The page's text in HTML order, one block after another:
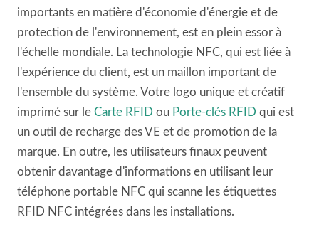
importants en matière d'économie d'énergie et de
protection de l'environnement, est en plein essor à
l'échelle mondiale. La technologie NFC, qui est liée à
l'expérience du client, est un maillon important de
l'ensemble du système. Votre logo unique et créatif
imprimé sur le Carte RFID ou Porte-clés RFID qui est
un outil de recharge des VE et de promotion de la
marque. En outre, les utilisateurs finaux peuvent
obtenir davantage d'informations en utilisant leur
téléphone portable NFC qui scanne les étiquettes
RFID NFC intégrées dans les installations.